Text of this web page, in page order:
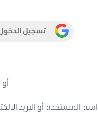
تسجيل
أو
اسم المستخدم أو البريد